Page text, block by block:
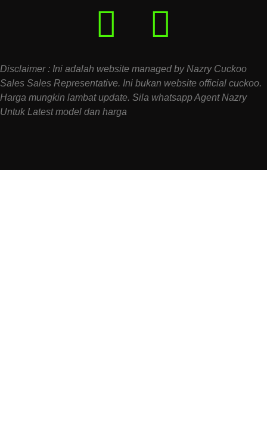
Disclaimer : Ini adalah website managed by Nazry Cuckoo
Sales Sales Representative. Ini bukan website official cuckoo.
Harga mungkin lambat update. Sila whatsapp Agent Nazry
Untuk Latest model dan harga